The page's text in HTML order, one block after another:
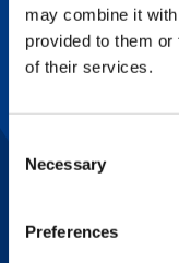
may combine it
provided to them
of their services.
Selection
Necessary
Preferences
FIABILITÉ
Fortes de leur